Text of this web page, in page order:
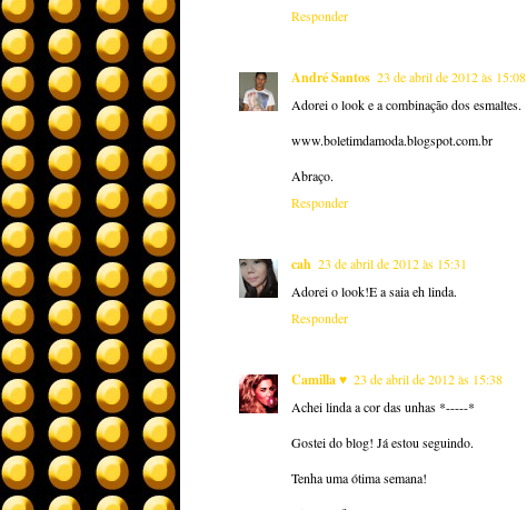
Responder
André Santos 23 de abril de 2012 às 15:08
Adorei o look e a combinação dos esmaltes.
www.boletimdamoda.blogspot.com.br
Abraço.
Responder
cah 23 de abril de 2012 às 15:31
Adorei o look!E a saia eh linda.
Responder
Camilla ♥ 23 de abril de 2012 às 15:38
Achei linda a cor das unhas *-----*
Gostei do blog! Já estou seguindo.
Tenha uma ótima semana!